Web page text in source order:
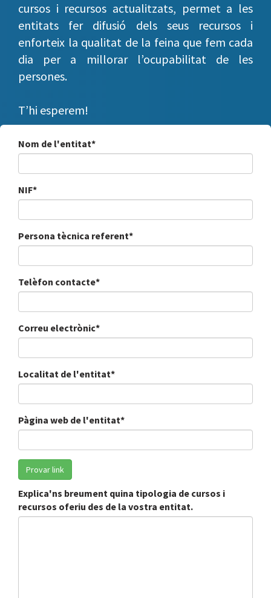
cursos i recursos actualitzats, permet a les
entitats fer difusió dels seus recursos i
enforteix la qualitat de la feina que fem cada
dia per a millorar l’ocupabilitat de les
persones.
T’hi esperem!
Nom de l'entitat*
NIF*
Persona tècnica referent*
Telèfon contacte*
Correu electrònic*
Localitat de l'entitat*
Pàgina web de l'entitat*
Explica'ns breument quina tipologia de cursos i
recursos oferiu des de la vostra entitat.